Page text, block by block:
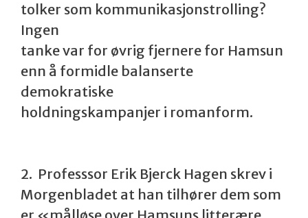
tolker som kommunikasjonstrolling?
Ingen
tanke var for øvrig fjernere for Hamsun
enn å formidle balanserte
demokratiske
holdningskampanjer i romanform.
2. Professsor Erik Bjerck Hagen skrev i
Morgenbladet at han tilhører dem som